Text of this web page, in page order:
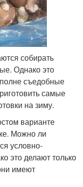
собирать
Однако это
съедобные
самые
на зиму.
варианте
Можно ли
условно-
это делают только
имеют